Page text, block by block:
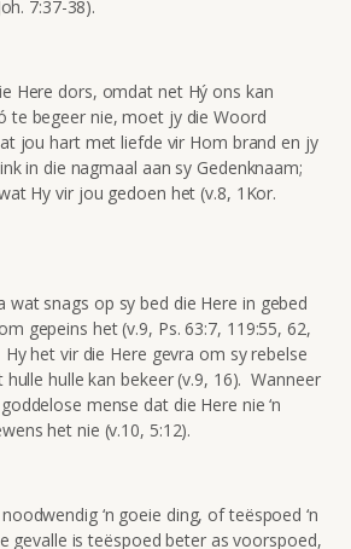
7:37-38).
Here dors, omdat net Hý ons kan
te begeer nie, moet jy die Woord
jou hart met liefde vir Hom brand en jy
in die nagmaal aan sy Gedenknaam;
Hy vir jou gedoen het (v.8, 1Kor.
wat snags op sy bed die Here in gebed
gepeins het (v.9, Ps. 63:7, 119:55, 62,
het vir die Here gevra om sy rebelse
hulle kan bekeer (v.9, 16). Wanneer
mense dat die Here nie ‘n
het nie (v.10, 5:12).
‘n goeie ding, of teëspoed ‘n
gevalle is teëspoed beter as voorspoed,